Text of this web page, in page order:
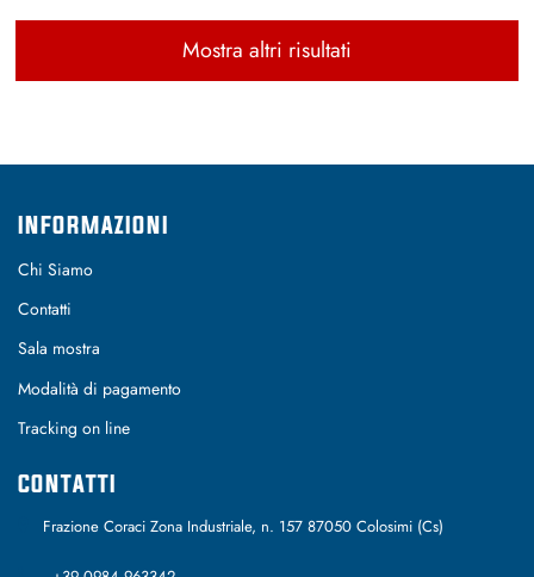
Mostra altri risultati
INFORMAZIONI
Chi Siamo
Contatti
Sala mostra
Modalità di pagamento
Tracking on line
CONTATTI
Frazione Coraci Zona Industriale, n. 157 87050 Colosimi (Cs)